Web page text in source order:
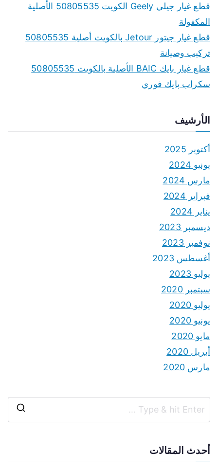
قطع غيار جيلي Geely الكويت 50805535 الأصلية
المكفولة
قطع غيار جيتور Jetour بالكويت أصلية 50805535
تركيب وصيانة
قطع غيار بايك BAIC الأصلية بالكويت 50805535
سكراب بايك فوري
الأرشيف
أكتوبر 2025
يونيو 2024
مارس 2024
فبراير 2024
يناير 2024
ديسمبر 2023
نوفمبر 2023
أغسطس 2023
يوليو 2023
سبتمبر 2020
يوليو 2020
يونيو 2020
مايو 2020
أبريل 2020
مارس 2020
r
أحدث المقالات